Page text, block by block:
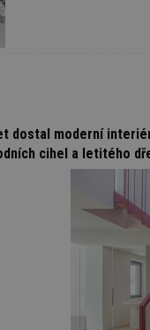
dostal moderní
cihel a letitého